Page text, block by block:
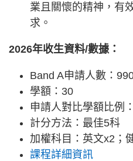
業且關懷的精神，有
求。
2026年收生資料/數據：
Band A申請人數：
學額：30
申請人對比學額比例
計分方法：最佳5科
加權科目：英文x2；
課程詳細資訊